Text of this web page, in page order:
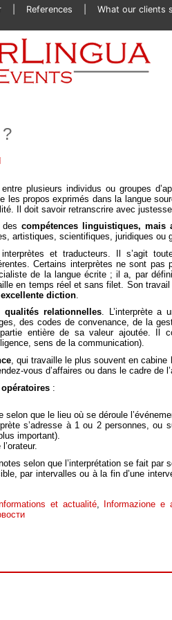
References What our clients
entre plusieurs individus ou groupes
les propos exprimés dans la langue
Il doit savoir retranscrire avec
compétences linguistiques, mais
artistiques, scientifiques, juridiques ou
et traducteurs. Il s’agit
Certains interprètes ne sont
de la langue écrite ; il a, par
en temps réel et sans filet. Son
excellente diction.
qualités relationnelles. L’interprète a
des codes de convenance, de la
entière de sa valeur ajoutée. Il
sens de la communication).
, qui travaille le plus souvent en cabine
vous d’affaires ou dans le cadre de
:
que le lieu où se déroule
s’adresse à 1 ou 2 personnes, ou
important).
selon que l’interprétation se fait par
par intervalles ou à la fin d’une
et actualité, Informazione e